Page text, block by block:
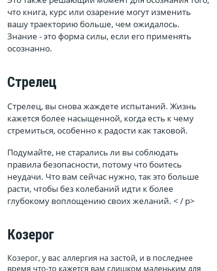
что книга, курс или озарение могут изменить
вашу траекторию больше, чем ожидалось.
Знание - это форма силы, если его применять
осознанно.
Стрелец
Стрелец, вы снова жаждете испытаний. Жизнь
кажется более насыщенной, когда есть к чему
стремиться, особенно к радости как таковой.
Подумайте, не старались ли вы соблюдать
правила безопасности, потому что боитесь
неудачи. Что вам сейчас нужно, так это больше
расти, чтобы без колебаний идти к более
глубокому воплощению своих желаний. < / p>
Козерог
Козерог, у вас аллергия на застой, и в последнее
время что-то кажется вам слишком маленьким для